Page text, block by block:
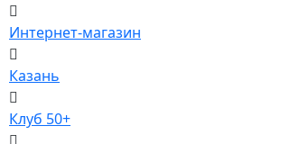
Интернет-магазин
Казань
Клуб 50+